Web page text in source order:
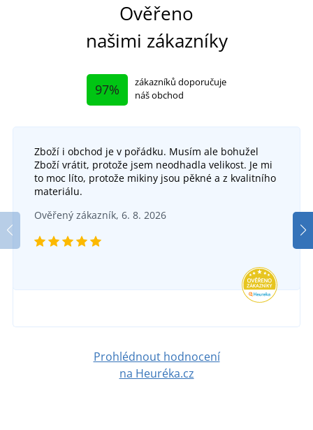
Pánské funkční triko s dlouhým rukávem
SPRINGI
DO 5 DNŮ
Funkční merino spodky NAVI
990 Kč
Ověřeno
našimi zákazníky
97%
zákazníků doporučuje
náš obchod
Zboží i obchod je v pořádku. Musím ale bohužel
Zboží vrátit, protože jsem neodhadla velikost. Je mi
to moc líto, protože mikiny jsou pěkné a z kvalitního
materiálu.
Ověřený zákazník, 6. 8. 2026
Prohlédnout hodnocení
na Heuréka.cz